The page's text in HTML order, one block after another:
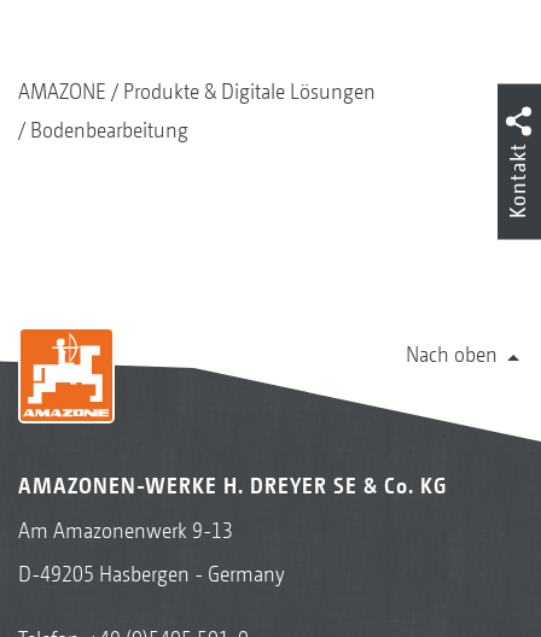
AMAZONE
Produkte & Digitale Lösungen
Bodenbearbeitung
Nach oben
AMAZONEN-WERKE H. DREYER SE & Co. KG
Am Amazonenwerk 9-13
D-49205 Hasbergen - Germany
Kontakt